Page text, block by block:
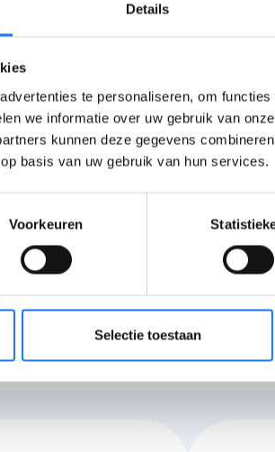
Details
te personaliseren, om
we informatie over uw gebruik van
kunnen deze gegevens
basis van uw gebruik van hun services.
Voorkeuren
Selectie toestaan
was en hoe het nu is ben ik
met veel moeite.
meegeven aan anderen
met een oplossing, maar ga het
We veranderden de naam van de